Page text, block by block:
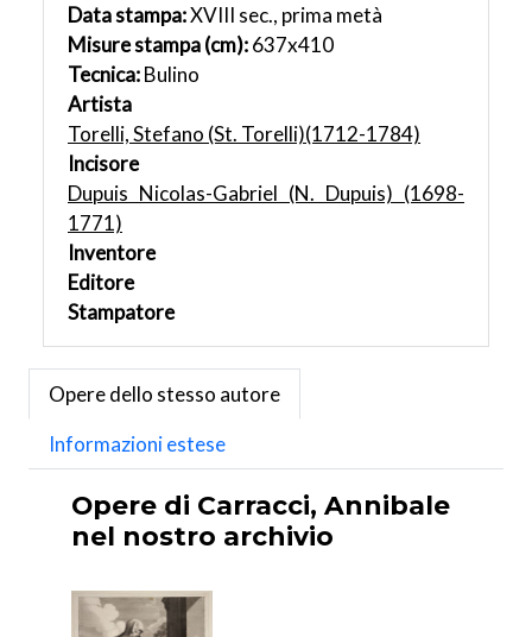
Data stampa:XVIII sec., prima metà
Misure stampa (cm):637x410
Tecnica:Bulino
Artista
Torelli, Stefano (St. Torelli)(1712-1784)
Incisore
Dupuis Nicolas-Gabriel (N. Dupuis) (1698-
1771)
Inventore
Editore
Stampatore
Opere dello stesso autore
Informazioni estese
Opere di Carracci, Annibale
nel nostro archivio